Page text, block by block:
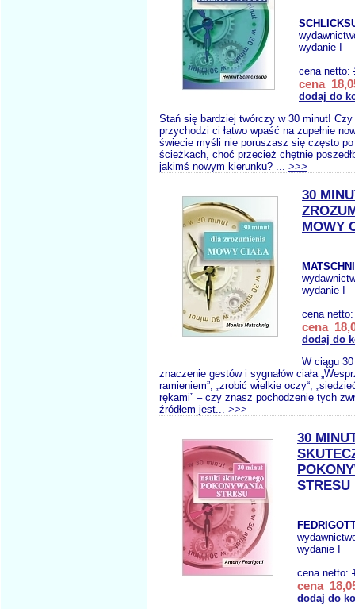
wydanie I
cena netto:
cena
dodaj do
Stań się bardziej twórczy w 30 minut!
przychodzi ci łatwo wpaść na zupełnie
świecie myśli nie poruszasz się często
ścieżkach, choć przecież chętnie
jakimś nowym kierunku? ... >>>
30
MOWY
wydanie I
cena
cena
dodaj do
W ciągu
znaczenie gestów i sygnałów ciała
ramieniem”, „zrobić wielkie oczy“,
rękami” – czy znasz pochodzenie tych
źródłem jest... >>>
30
STRESU
wydanie I
cena netto:
cena
dodaj do